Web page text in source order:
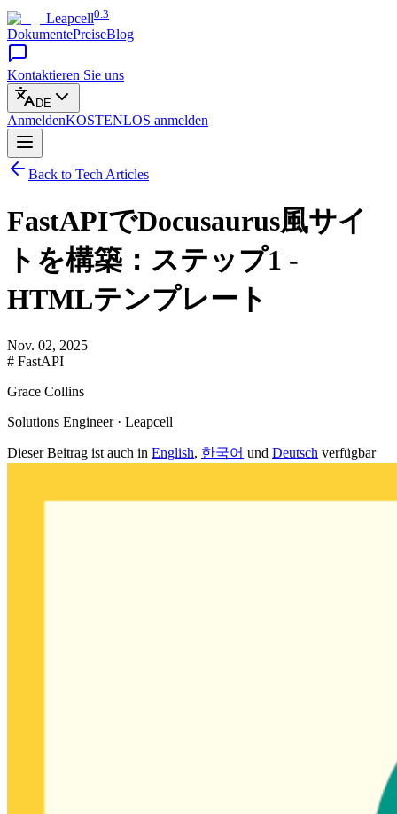
Leapcell0.3
DokumentePreiseBlog
Kontaktieren Sie uns
DE
AnmeldenKOSTENLOS anmelden
Back to Tech Articles
FastAPIでDocusaurus風サイ
トを構築：ステップ1 -
HTMLテンプレート
Nov. 02, 2025
# FastAPI
Grace Collins
Solutions Engineer · Leapcell
Dieser Beitrag ist auch in English, 한국어 und Deutsch verfügbar